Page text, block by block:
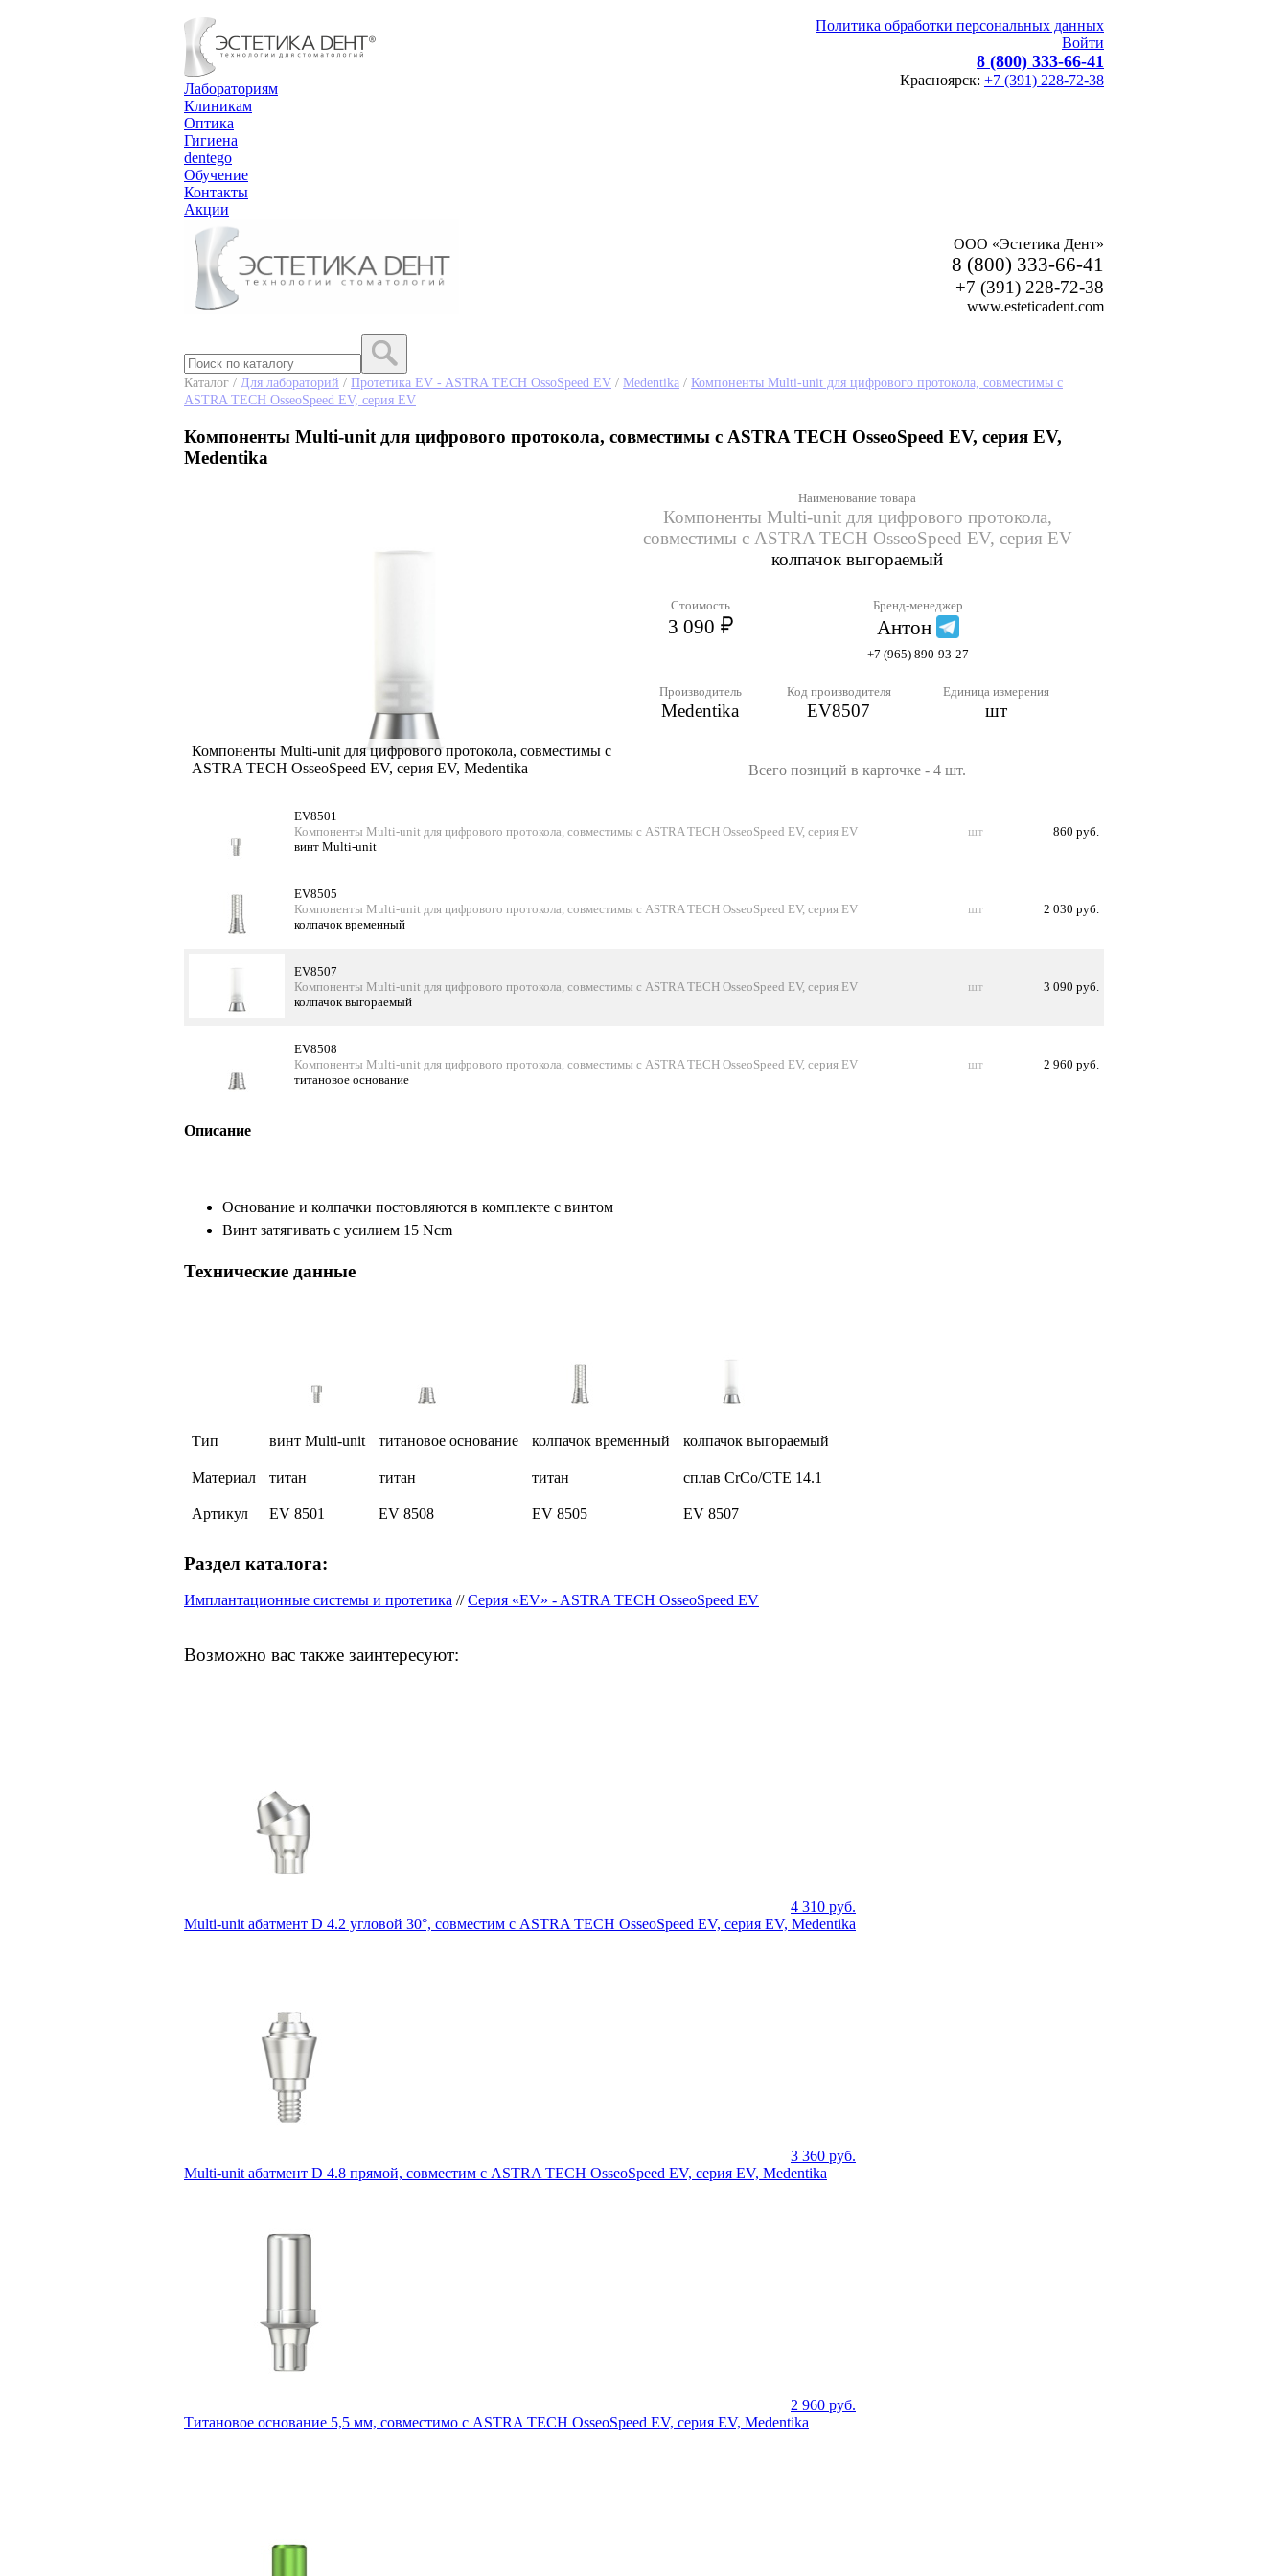
Политика обработки персональных данных
Войти
8 (800) 333-66-41
Красноярск: +7 (391) 228-72-38
Лабораториям
Клиникам
Оптика
Гигиена
dentego
Обучение
Контакты
Акции
ООО «Эстетика Дент»
8 (800) 333-66-41
+7 (391) 228-72-38
www.esteticadent.com
Каталог / Для лабораторий / Протетика EV - ASTRA TECH OssoSpeed EV / Medentika / Компоненты Multi-unit для цифрового протокола, совместимы с
ASTRA TECH OsseoSpeed EV, серия EV
Компоненты Multi-unit для цифрового протокола, совместимы с ASTRA TECH OsseoSpeed EV, серия EV,
Medentika
Компоненты Multi-unit для цифрового протокола, совместимы с
ASTRA TECH OsseoSpeed EV, серия EV, Medentika
Наименование товара
Компоненты Multi-unit для цифрового протокола,
совместимы с ASTRA TECH OsseoSpeed EV, серия EV
колпачок выгораемый
Стоимость
3 090
Бренд-менеджер
Антон
+7 (965) 890-93-27
Производитель
Medentika
Код производителя
EV8507
Единица измерения
шт
Всего позиций в карточке - 4 шт.
EV8501
Компоненты Multi-unit для цифрового протокола, совместимы с ASTRA TECH OsseoSpeed EV, серия EV
винт Multi-unit
шт 860 руб.
EV8505
Компоненты Multi-unit для цифрового протокола, совместимы с ASTRA TECH OsseoSpeed EV, серия EV
колпачок временный
шт 2 030 руб.
EV8507
Компоненты Multi-unit для цифрового протокола, совместимы с ASTRA TECH OsseoSpeed EV, серия EV
колпачок выгораемый
шт 3 090 руб.
EV8508
Компоненты Multi-unit для цифрового протокола, совместимы с ASTRA TECH OsseoSpeed EV, серия EV
титановое основание
шт 2 960 руб.
Описание
Основание и колпачки постовляются в комплекте с винтом
Винт затягивать с усилием 15 Ncm
Технические данные
Тип винт Multi-unit титановое основание колпачок временный колпачок выгораемый
Материал титан титан титан сплав CrCo/CTE 14.1
Артикул EV 8501 EV 8508 EV 8505 EV 8507
Раздел каталога:
Имплантационные системы и протетика //Серия «EV» - ASTRA TECH OsseoSpeed EV
Возможно вас также заинтересуют:
4 310 руб.
Multi-unit абатмент D 4.2 угловой 30°, совместим с ASTRA TECH OsseoSpeed EV, серия EV, Medentika
3 360 руб.
Multi-unit абатмент D 4.8 прямой, совместим с ASTRA TECH OsseoSpeed EV, серия EV, Medentika
2 960 руб.
Титановое основание 5,5 мм, совместимо с ASTRA TECH OsseoSpeed EV, серия EV, Medentika